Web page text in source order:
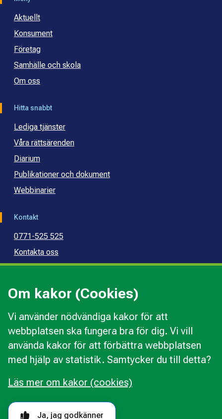
Om kakor (Cookies)
Vi använder nödvändiga kakor för att
webbplatsen ska fungera bra för dig. Vi vill
använda kakor för att förbättra webbplatsen
med hjälp av statistik. Samtycker du till detta?
Ja, jag godkänner
Läs mer om kakor (cookies)
Aktuellt
Konsument
Företag
Samhälle och skola
Om oss
Hitta snabbt
Lediga tjänster
Våra rättsärenden
Diarium
Publikationer och dokument
Webbinarier
Kontakt
0771-525 525
Kontakta oss
Press
Kommunal budget- och skuldrådgivning
Om webbplatsen
Behandling av personuppgifter